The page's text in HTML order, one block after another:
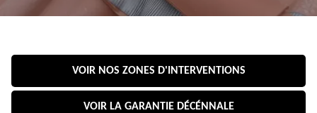
VOIR NOS ZONES D'INTERVENTIONS
VOIR LA GARANTIE DÉCÉNNALE